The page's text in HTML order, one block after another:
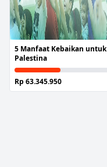
5 Manfaat Kebaikan untuk
Palestina
Rp 63.345.950